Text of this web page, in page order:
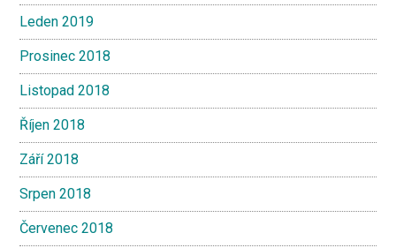
Leden 2019
Prosinec 2018
Listopad 2018
Říjen 2018
Září 2018
Srpen 2018
Červenec 2018